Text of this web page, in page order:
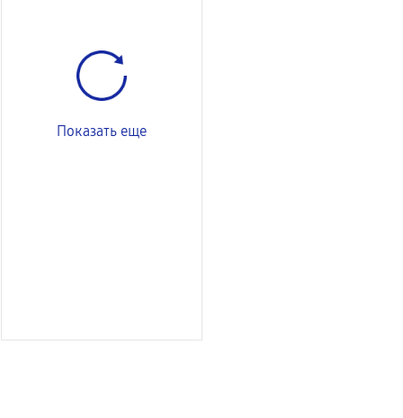
Показать еще